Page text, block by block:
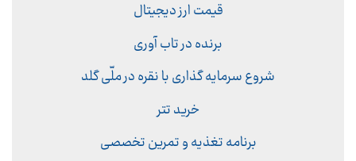
قیمت ارز دیجیتال
برنده در تاب آوری
شروع سرمایه گذاری با نقره در ملّی گلد
خرید تتر
برنامه تغذیه و تمرین تخصصی